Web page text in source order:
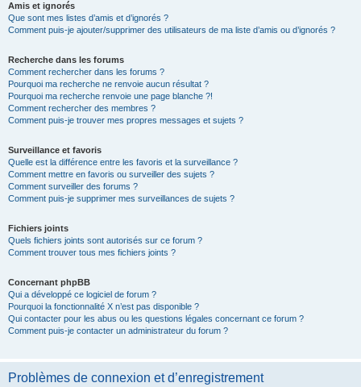
Amis et ignorés
Que sont mes listes d’amis et d’ignorés ?
Comment puis-je ajouter/supprimer des utilisateurs de ma liste d’amis ou d’ignorés ?
Recherche dans les forums
Comment rechercher dans les forums ?
Pourquoi ma recherche ne renvoie aucun résultat ?
Pourquoi ma recherche renvoie une page blanche ?!
Comment rechercher des membres ?
Comment puis-je trouver mes propres messages et sujets ?
Surveillance et favoris
Quelle est la différence entre les favoris et la surveillance ?
Comment mettre en favoris ou surveiller des sujets ?
Comment surveiller des forums ?
Comment puis-je supprimer mes surveillances de sujets ?
Fichiers joints
Quels fichiers joints sont autorisés sur ce forum ?
Comment trouver tous mes fichiers joints ?
Concernant phpBB
Qui a développé ce logiciel de forum ?
Pourquoi la fonctionnalité X n’est pas disponible ?
Qui contacter pour les abus ou les questions légales concernant ce forum ?
Comment puis-je contacter un administrateur du forum ?
Problèmes de connexion et d’enregistrement